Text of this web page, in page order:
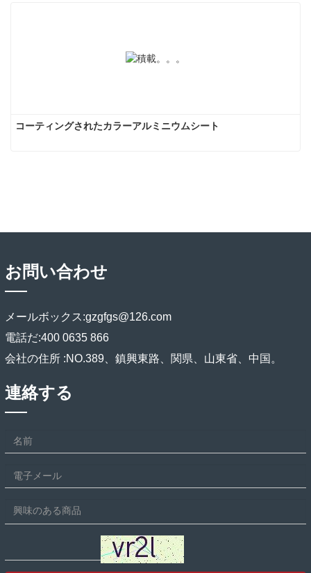
コーティングされたカラーアルミニウムシート
お問い合わせ
メールボックス:gzgfgs@126.com
電話だ:400 0635 866
会社の住所 :NO.389、鎮興東路、関県、山東省、中国。
連絡する